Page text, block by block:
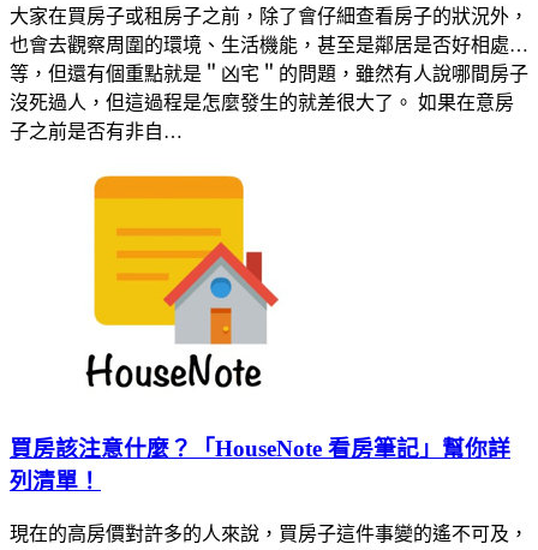
大家在買房子或租房子之前，除了會仔細查看房子的狀況外，
也會去觀察周圍的環境、生活機能，甚至是鄰居是否好相處…
等，但還有個重點就是＂凶宅＂的問題，雖然有人說哪間房子
沒死過人，但這過程是怎麼發生的就差很大了。 如果在意房
子之前是否有非自…
買房該注意什麼？「HouseNote 看房筆記」幫你詳
列清單！
現在的高房價對許多的人來說，買房子這件事變的遙不可及，